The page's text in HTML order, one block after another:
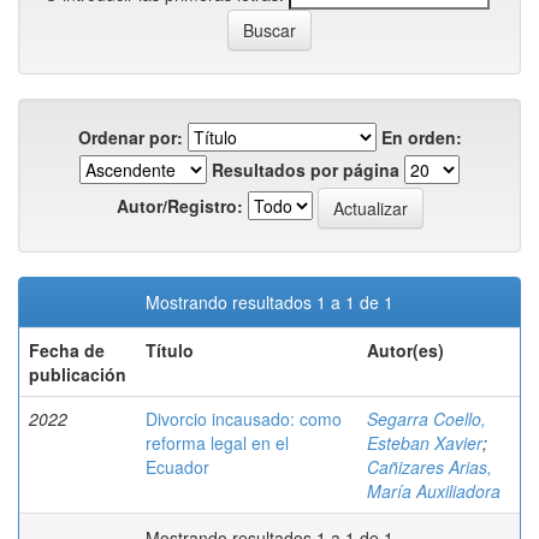
Ordenar por:
En orden:
Resultados por página
Autor/Registro:
Mostrando resultados 1 a 1 de 1
Fecha de
publicación
Título Autor(es)
2022
Divorcio incausado: como
reforma legal en el
Ecuador
Segarra Coello,
Esteban Xavier;
Cañizares Arias,
María Auxiliadora